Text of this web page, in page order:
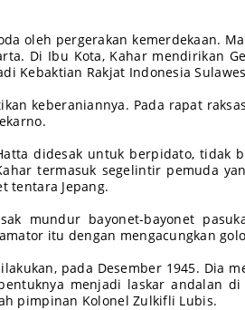
oleh pergerakan kemerdekaan.
Di Ibu Kota, Kahar mendirikan
Kebaktian Rakjat Indonesia
keberaniannya. Pada rapat
didesak untuk berpidato, tidak
termasuk segelintir pemuda
tentara Jepang.
mundur bayonet-bayonet
itu dengan mengacungkan
pada Desember 1945. Dia
menjadi laskar andalan
pimpinan Kolonel Zulkifli Lubis.